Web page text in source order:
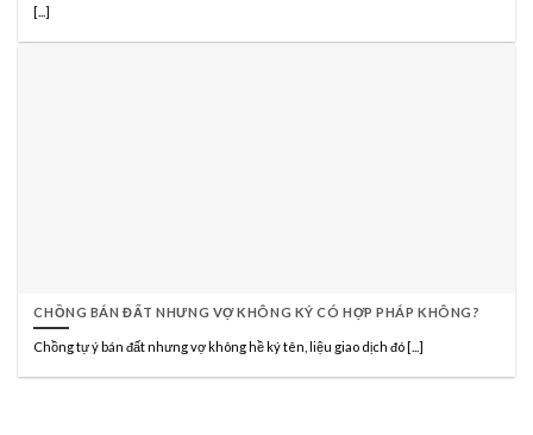
[...]
CHỒNG BÁN ĐẤT NHƯNG VỢ KHÔNG KÝ CÓ HỢP PHÁP KHÔNG?
Chồng tự ý bán đất nhưng vợ không hề ký tên, liệu giao dịch đó [...]